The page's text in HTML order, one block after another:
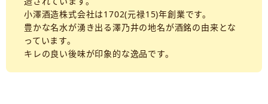
小澤酒造株式会社は1702(元禄15)年創業です。
豊かな名水が湧き出る澤乃井の地名が酒銘の由来とな
っています。
キレの良い後味が印象的な逸品です。